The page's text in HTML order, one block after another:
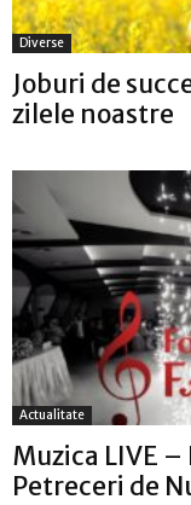
Diverse
Joburi de
zilele noastre
Actualitate
Muzica LIVE
Petreceri de